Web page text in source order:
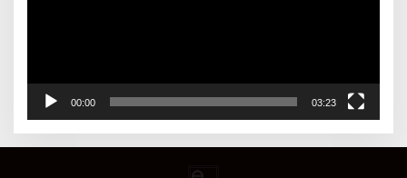
00:00 03:23